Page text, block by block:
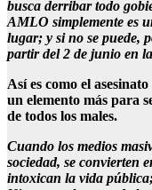
busca derribar todo
AMLO simplemente es
lugar; y si no se puede,
partir del 2 de junio en
Así es como el
un elemento más para
de todos los males.
Cuando los medios
sociedad, se convierten
intoxican la vida pública;